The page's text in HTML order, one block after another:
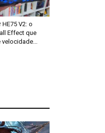
V2: o
Effect que
velocidade...